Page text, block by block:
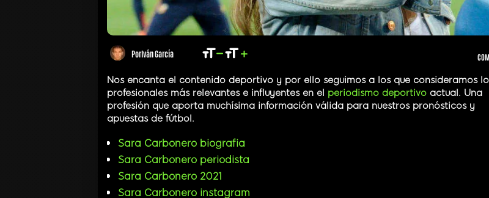
PorIván García
Nos encanta el contenido deportivo y por ello seguimos a los que consideramos
profesionales más relevantes e influyentes en el periodismo deportivoactual. Una
profesión que aporta muchísima información válida para nuestros pronósticos y
apuestas de fútbol.
Sara Carbonero biografia
Sara Carbonero periodista
Sara Carbonero 2021
Sara Carbonero instagram